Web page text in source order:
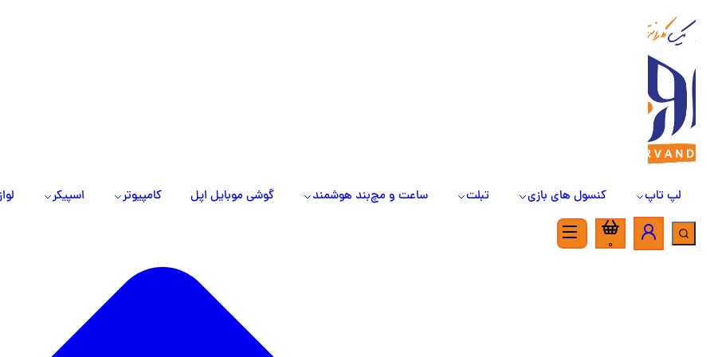
لپ تاپ کنسول های بازی تبلت ساعت و مچ‌بند هوشمند گوشی موبایل اپل کامپیوتر اسپیکر
0